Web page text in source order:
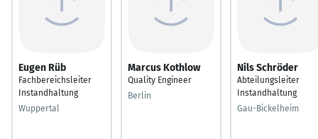
Eugen Rüb
Fachbereichsleiter
Instandhaltung
Wuppertal
Marcus Kothlow
Quality Engineer
Berlin
Nils Schröder
Abteilungsleiter
Instandhaltung
Gau-Bickelheim